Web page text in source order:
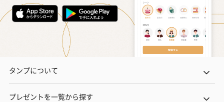
タンプについて
プレゼントを一覧から探す